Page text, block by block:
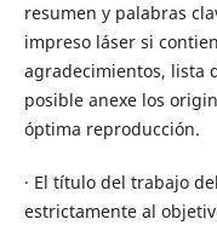
resumen y palabras
impreso láser si
agradecimientos, lista
posible anexe los
óptima reproducción.
· El título del trabajo
estrictamente al